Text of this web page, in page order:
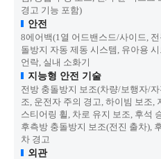
경고 기능 포함)
안전
8에어백(1열 어드밴스드/사이드,
돌방지 자동 제동 시스템, 유아용
언락, 실내 소화기
지능형 안전 기술
전방 충돌방지 보조(차량/보행자/
조, 운전자 주의 경고, 하이빔 보조,
스티어링 휠, 차로 유지 보조, 후석
후측방 충돌방지 보조(전진 출차),
차 경고
외관